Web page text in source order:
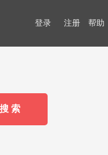
登录 注册 帮助